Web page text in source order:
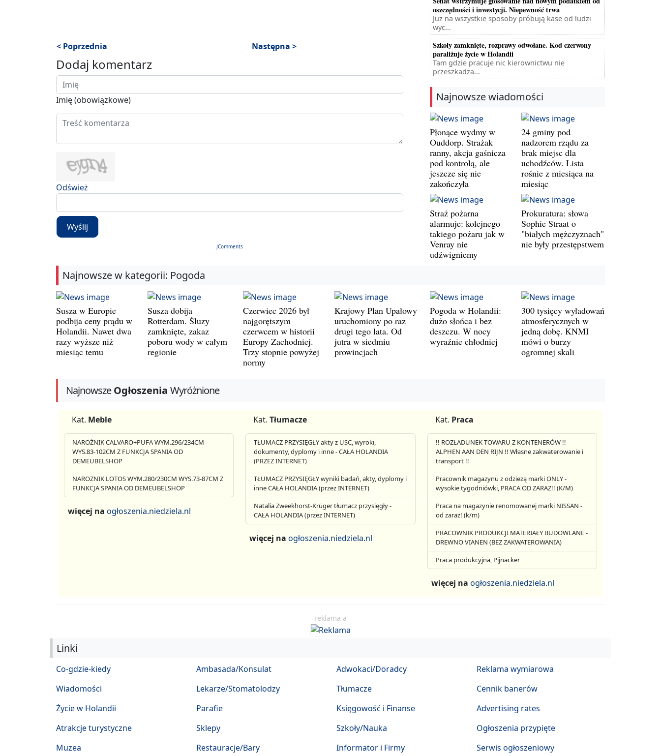
< Poprzednia Następna >
Dodaj komentarz
Imię (obowiązkowe)
Odśwież
Wyślij
JComments
oszczędności i inwestycji. Niepewność trwa
Już na wszystkie sposoby próbują kase od ludzi
wyc...
Szkoły zamknięte, rozprawy odwołane. Kod czerwony
paraliżuje życie w Holandii
Tam gdzie pracuje nic kierownictwu nie
przeszkadza...
Najnowsze wiadomości
Płonące wydmy w
Ouddorp. Strażak
ranny, akcja gaśnicza
pod kontrolą, ale
jeszcze się nie
zakończyła
24 gminy pod
nadzorem rządu za
brak miejsc dla
uchodźców. Lista
rośnie z miesiąca na
miesiąc
Straż pożarna
alarmuje: kolejnego
takiego pożaru jak w
Venray nie
udźwigniemy
Prokuratura: słowa
Sophie Straat o
"białych mężczyznach"
nie były przestępstwem
Najnowsze w kategorii: Pogoda
Susza w Europie
podbija ceny prądu w
Holandii. Nawet dwa
razy wyższe niż
miesiąc temu
Susza dobija
Rotterdam. Śluzy
zamknięte, zakaz
poboru wody w całym
regionie
Czerwiec 2026 był
najgorętszym
czerwcem w historii
Europy Zachodniej.
Trzy stopnie powyżej
normy
Krajowy Plan Upałowy
uruchomiony po raz
drugi tego lata. Od
jutra w siedmiu
prowincjach
Pogoda w Holandii:
dużo słońca i bez
deszczu. W nocy
wyraźnie chłodniej
300 tysięcy wyładowań
atmosferycznych w
jedną dobę. KNMI
mówi o burzy
ogromnej skali
NajnowszeOgłoszenia Wyróżnione
Kat. Meble
NAROŻNIK CALVARO+PUFA WYM.296/234CM
WYS.83-102CM Z FUNKCJA SPANIA OD
DEMEUBELSHOP
NAROŻNIK LOTOS WYM.280/230CM WYS.73-87CM Z
FUNKCJA SPANIA OD DEMEUBELSHOP
więcej na ogłoszenia.niedziela.nl
Kat. Tłumacze
TŁUMACZ PRZYSIĘGŁY akty z USC, wyroki,
dokumenty, dyplomy i inne - CAŁA HOLANDIA
(PRZEZ INTERNET)
TŁUMACZ PRZYSIĘGŁY wyniki badań, akty, dyplomy i
inne CAŁA HOLANDIA (przez INTERNET)
Natalia Zweekhorst-Krüger tłumacz przysięgły -
CAŁA HOLANDIA (przez INTERNET)
więcej naogłoszenia.niedziela.nl
Kat. Praca
!! ROZŁADUNEK TOWARU Z KONTENERÓW !!
ALPHEN AAN DEN RIJN !! Własne zakwaterowanie i
transport !!
Pracownik magazynu z odzieżą marki ONLY -
wysokie tygodniówki, PRACA OD ZARAZ!! (K/M)
Praca na magazynie renomowanej marki NISSAN -
od zaraz! (k/m)
PRACOWNIK PRODUKCJI MATERIAŁY BUDOWLANE -
DREWNO VIANEN (BEZ ZAKWATEROWANIA)
Praca produkcyjna, Pijnacker
więcej na ogłoszenia.niedziela.nl
reklama a
Linki
Co-gdzie-kiedy
Wiadomości
Życie w Holandii
Atrakcje turystyczne
Muzea
Ambasada/Konsulat
Lekarze/Stomatolodzy
Parafie
Sklepy
Restauracje/Bary
Adwokaci/Doradcy
Tłumacze
Księgowość i Finanse
Szkoły/Nauka
Informator i Firmy
Reklama wymiarowa
Cennik banerów
Advertising rates
Ogłoszenia przypięte
Serwis ogłoszeniowy